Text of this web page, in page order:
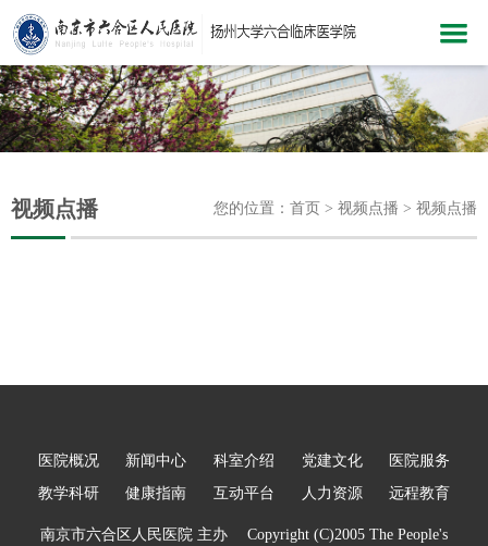
网站首页
医院概况
科室介绍
互动平台
人力资源
视频点播 您的位置：首页 > 视频点播 > 视频点播
医院概况 新闻中心 科室介绍 党建文化
医院服务
教学科研
健康指南 互动平台 人力资源 远程教育
南京市六合区人民医院 主办 Copyright (C)2005 The People's